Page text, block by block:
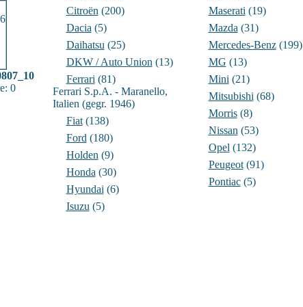
0
Citroën (200)
Dacia (5)
Daihatsu (25)
DKW / Auto Union (13)
Ferrari (81)
Ferrari S.p.A. - Maranello,
Italien (gegr. 1946)
Fiat(138)
Ford (180)
Holden (9)
Honda (30)
Hyundai (6)
Isuzu (5)
Maserati (19)
Mazda (31)
Mercedes-Benz(199)
MG (13)
Mini (21)
Mitsubishi (68)
Morris(8)
Nissan (53)
Opel (132)
Peugeot(91)
Pontiac(5)